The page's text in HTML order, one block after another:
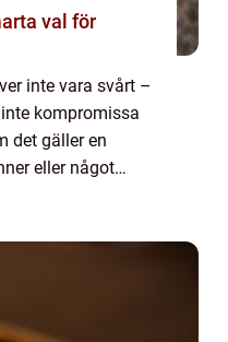
inte vara svårt –
kompromissa
det gäller en
eller något